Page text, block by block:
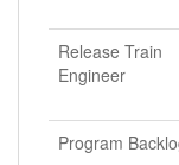
Release Train
Engineer
Program